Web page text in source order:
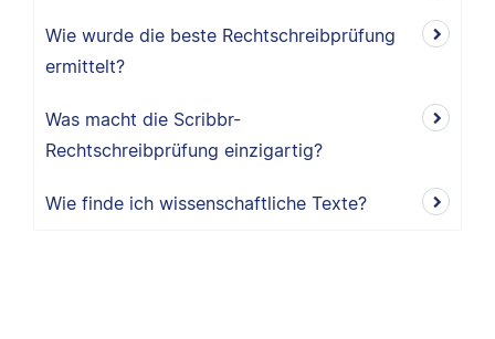
Wie wurde die beste Rechtschreibprüfung
ermittelt?
Was macht die Scribbr-
Rechtschreibprüfung einzigartig?
Wie finde ich wissenschaftliche Texte?